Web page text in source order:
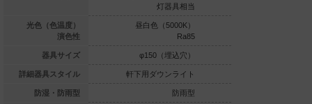
光色（色温度）
演色性
器具サイズ
詳細器具スタイル
防湿・防雨型
色（3000K）
（埋込穴）
ダウンライト
防雨型
灯器具相当
昼白色（5000K）
Ra85
φ150（埋込穴）
軒下用ダウンライト
防雨型